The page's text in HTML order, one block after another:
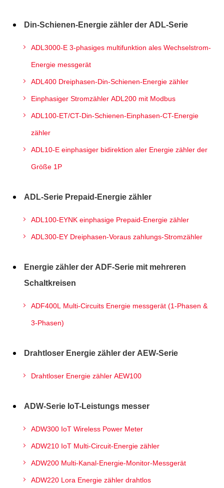
Din-Schienen-Energie zähler der ADL-Serie
ADL3000-E 3-phasiges multifunktion ales Wechselstrom-
Energie messgerät
ADL400 Dreiphasen-Din-Schienen-Energie zähler
Einphasiger Stromzähler ADL200 mit Modbus
ADL100-ET/CT-Din-Schienen-Einphasen-CT-Energie
zähler
ADL10-E einphasiger bidirektion aler Energie zähler der
Größe 1P
ADL-Serie Prepaid-Energie zähler
ADL100-EYNK einphasige Prepaid-Energie zähler
ADL300-EY Dreiphasen-Voraus zahlungs-Stromzähler
Energie zähler der ADF-Serie mit mehreren
Schaltkreisen
ADF400L Multi-Circuits Energie messgerät (1-Phasen &
3-Phasen)
Drahtloser Energie zähler der AEW-Serie
Drahtloser Energie zähler AEW100
ADW-Serie IoT-Leistungs messer
ADW300 IoT Wireless Power Meter
ADW210 IoT Multi-Circuit-Energie zähler
ADW200 Multi-Kanal-Energie-Monitor-Messgerät
ADW220 Lora Energie zähler drahtlos